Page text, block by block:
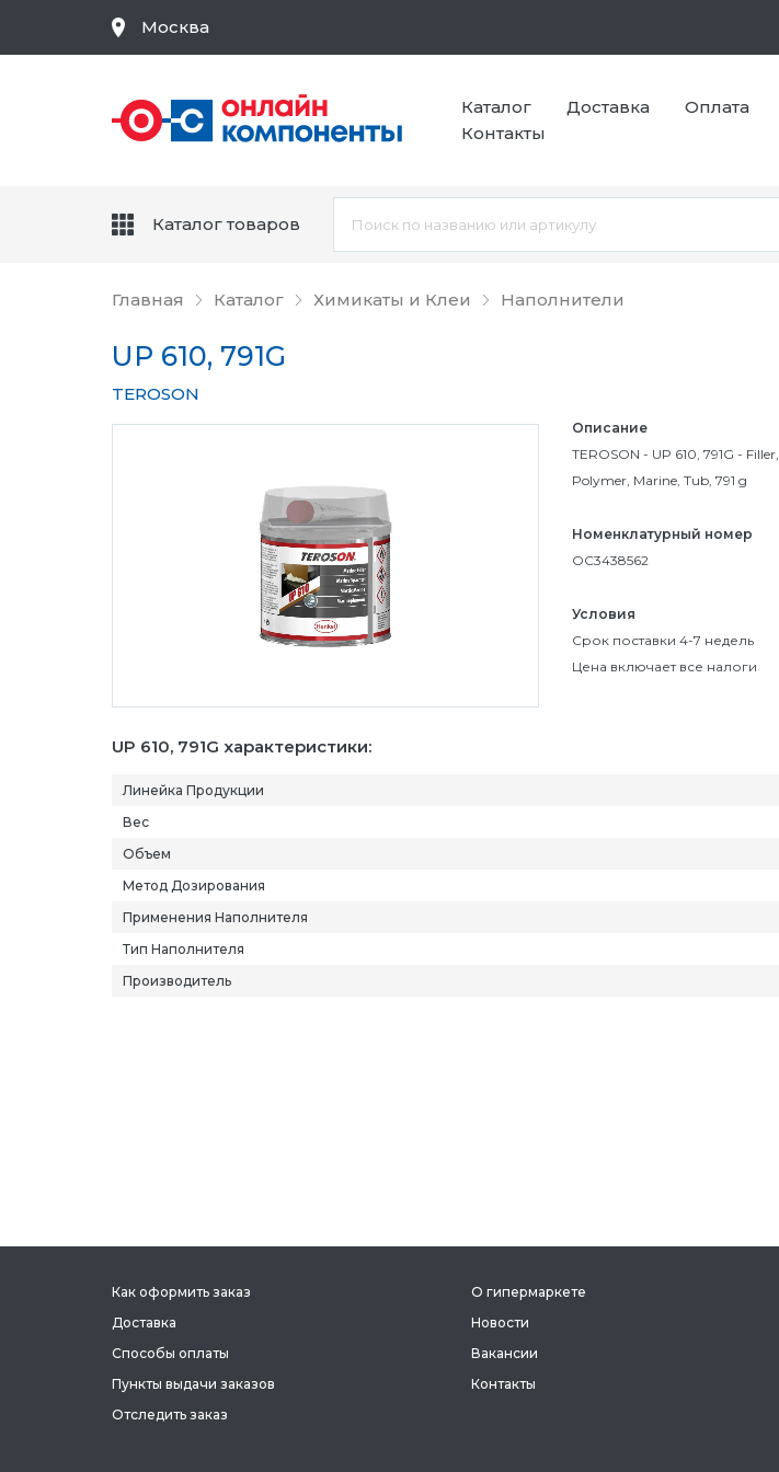
Главная Каталог Химикаты и Клеи Наполнители
UP 610, 791G
TEROSON
Описание
TEROSON - UP 610, 791G - Filler,
Polymer, Marine, Tub, 791 g
Номенклатурный номер
OC3438562
Условия
Срок поставки 4-7 недель
Цена включает все налоги
UP 610, 791G характеристики:
Линейка Продукции
Вес
Объем
Метод Дозирования
Применения Наполнителя
Тип Наполнителя
Производитель
Москва
Каталог Доставка
Оплата
Контакты
Каталог товаров
Как оформить заказ
Доставка
Способы оплаты
Пункты выдачи заказов
Отследить заказ
О гипермаркете
Новости
Вакансии
Контакты